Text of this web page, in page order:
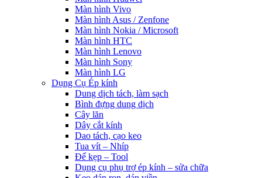
Màn hình Vivo
Màn hình Asus / Zenfone
Màn hình Nokia / Microsoft
Màn hình HTC
Màn hình Lenovo
Màn hình Sony
Màn hình LG
Dụng Cụ Ép kính
Dung dịch tách, làm sạch
Bình đựng dung dịch
Cây lăn
Dây cắt kính
Dao tách, cạo keo
Tua vít – Nhíp
Đế kẹp – Tool
Dụng cụ phụ trợ ép kính – sửa chữa